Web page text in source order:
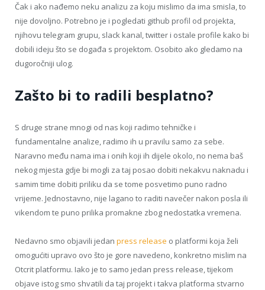
Čak i ako nađemo neku analizu za koju mislimo da ima smisla, to
nije dovoljno. Potrebno je i pogledati github profil od projekta,
njihovu telegram grupu, slack kanal, twitter i ostale profile kako bi
dobili ideju što se događa s projektom. Osobito ako gledamo na
dugoročniji ulog.
Zašto bi to radili besplatno?
S druge strane mnogi od nas koji radimo tehničke i
fundamentalne analize, radimo ih u pravilu samo za sebe.
Naravno među nama ima i onih koji ih dijele okolo, no nema baš
nekog mjesta gdje bi mogli za taj posao dobiti nekakvu naknadu i
samim time dobiti priliku da se tome posvetimo puno radno
vrijeme. Jednostavno, nije lagano to raditi navečer nakon posla ili
vikendom te puno prilika promakne zbog nedostatka vremena.
Nedavno smo objavili jedan press release o platformi koja želi
omogućiti upravo ovo što je gore navedeno, konkretno mislim na
Otcrit platformu. Iako je to samo jedan press release, tijekom
objave istog smo shvatili da taj projekt i takva platforma stvarno